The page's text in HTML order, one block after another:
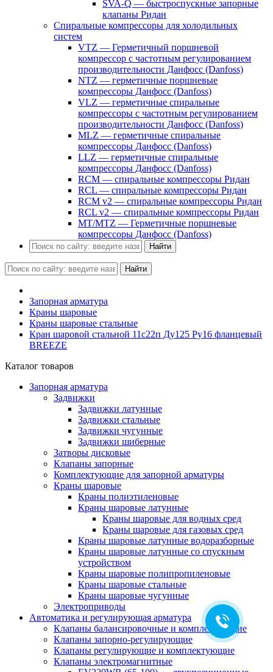
SVA-Q — быстроспускные запорные
клапаны Ридан
Спиральные компрессоры для холодильных
систем
VTZ — Герметичный поршневой
компрессор с частотным регулированием
производительности Данфосс (Danfoss)
NTZ — герметичные поршневые
компрессоры Данфосс (Danfoss)
VLZ — герметичные спиральные
компрессоры с частотным регулированием
производительности Данфосс (Danfoss)
MLZ — герметичные спиральные
компрессоры Данфосс (Danfoss)
LLZ — герметичные спиральные
компрессоры Данфосс (Danfoss)
RCM — спиральные компрессоры Ридан
RCL — спиральные компрессоры Ридан
RCM v2 — спиральные компрессоры Ридан
RCL v2 — спиральные компрессоры Ридан
MT/MTZ — Герметичные поршневые
компрессоры Данфосс (Danfoss)
Найти
Найти
Запорная арматура
Краны шаровые
Краны шаровые стальные
Кран шаровой стальной 11с22п Ду125 Ру16 фланцевый
BREEZE
Каталог товаров
Запорная арматура
Задвижки
Задвижки латунные
Задвижки стальные
Задвижки чугунные
Задвижки шиберные
Затворы дисковые
Клапаны запорные
Комплектующие для запорной арматуры
Краны шаровые
Краны полиэтиленовые
Краны шаровые латунные
Краны шаровые для водных сред
Краны шаровые для газовых сред
Краны шаровые латунные водоразборные
Краны шаровые латунные со спускным
устройством
Краны шаровые полипропиленовые
Краны шаровые стальные
Краны шаровые чугунные
Электроприводы
Автоматика и регулирующая арматура
Клапаны балансировочные и комплектующие
Клапаны запорно-регулирующие
Клапаны регулирующие и комплектующие
Клапаны электромагнитные